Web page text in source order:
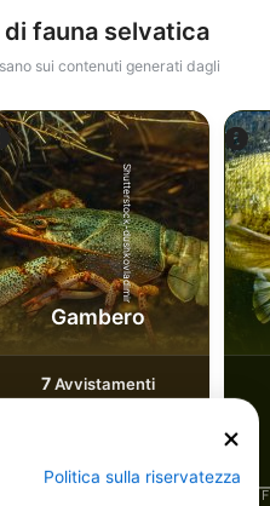
fauna selvatica
sui contenuti generati dagli
Shutterstock-dushkovladimir
Gambero
7Avvistamenti
F
Politica sulla riservatezza